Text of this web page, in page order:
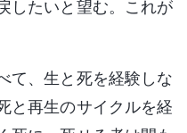
したいと望む。これが
て、生と死を経験しな
と再生のサイクルを経